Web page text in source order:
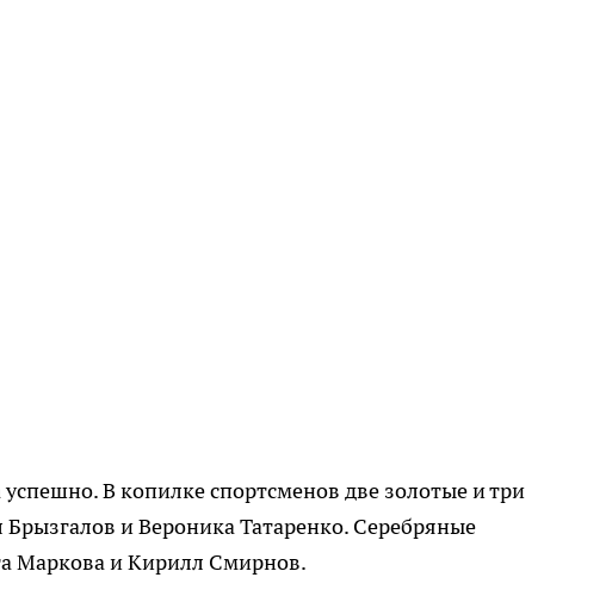
В копилке спортсменов две золотые и три
и Вероника Татаренко. Серебряные
Маркова и Кирилл Смирнов.